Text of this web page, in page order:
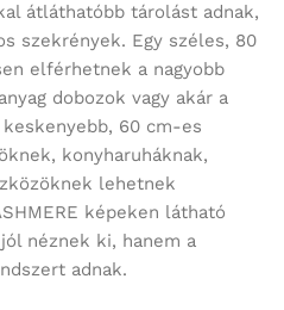
átláthatóbb tárolást adnak,
szekrények. Egy széles, 80
elférhetnek a nagyobb
dobozok vagy akár a
60 cm-es
konyharuháknak,
lehetnek
képeken látható
néznek ki, hanem a
adnak.